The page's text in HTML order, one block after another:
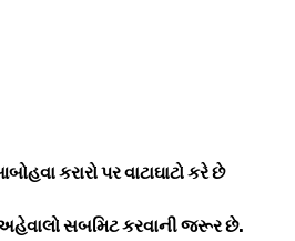
કરારો પર વાટાઘાટો કરે છે
સબમિટ કરવાની જરૂર છે.